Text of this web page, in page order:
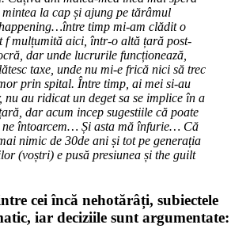
la cap și ajung pe tărâmul
timp mi-am clădit o
f mulțumită aici, într-o altă țară post-
dar unde lucrurile funcționează,
taxe, unde nu mi-e frică nici să trec
prin spital. Între timp, ai mei si-au
nu au ridicat un deget sa se implice în a
dar acum incep sugestiile că poate
ne întoarcem… Și asta mă înfurie… Că
nimic de 30de ani și tot pe generația
(voștri) e pusă presiunea și the guilt
cei încă nehotărâți, subiectele
iar deciziile sunt argumentate: